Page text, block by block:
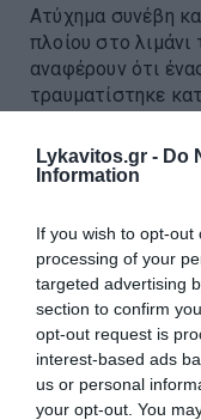
Lykavitos.gr - Do
Information
If you wish to opt-
processing of your
targeted advertising
section to confirm
opt-out request is
interest-based ads
us or personal
your opt-out. You
Ατύχημα συνέβη
πλοίου στο
αναφέρουν ότι
τραυματίστηκε
23:33 | 06